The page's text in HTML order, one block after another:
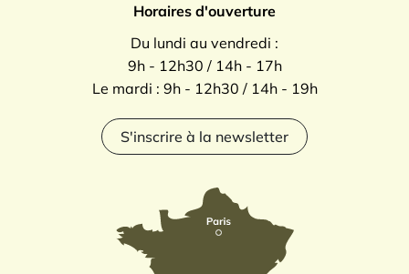
Horaires d'ouverture
Du lundi au vendredi :
9h - 12h30 / 14h - 17h
Le mardi : 9h - 12h30 / 14h - 19h
S'inscrire à la newsletter